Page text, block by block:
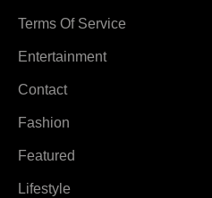
Terms Of Service
Entertainment
Contact
Fashion
Featured
Lifestyle